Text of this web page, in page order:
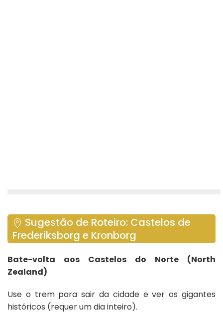
Sugestão de Roteiro: Castelos de
Frederiksborg e Kronborg
Bate-volta aos Castelos do Norte (North
Zealand)
Use o trem para sair da cidade e ver os gigantes
históricos (requer um dia inteiro).